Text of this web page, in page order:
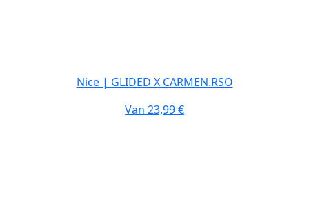
Nice | GLIDED X CARMEN.RSO
Van 23,99 €